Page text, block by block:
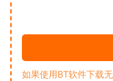
如果使用BT软件下载